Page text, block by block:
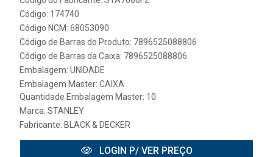
Código: 174740
Código NCM: 68053090
Código de Barras do Produto: 7896525088806
Código de Barras da Caixa: 7896525088806
Embalagem: UNIDADE
Embalagem Master: CAIXA
Quantidade Embalagem Master: 10
Marca: STANLEY
Fabricante: BLACK & DECKER
LOGIN P/ VER PREÇO